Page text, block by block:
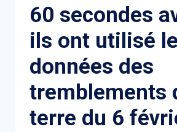
60 secondes
ils ont utilisé
données des
tremblements
terre du 6